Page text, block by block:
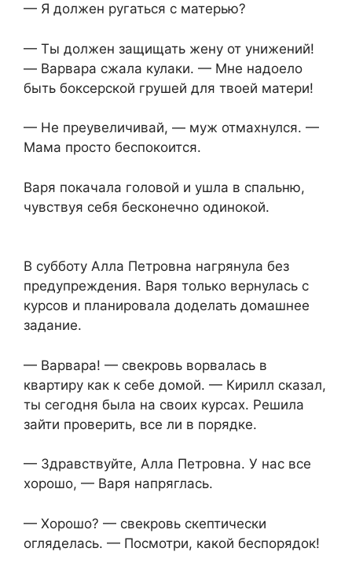
— Я должен ругаться с матерью?
— Ты должен защищать жену от унижений!
— Варвара сжала кулаки. — Мне надоело
быть боксерской грушей для твоей матери!
— Не преувеличивай, — муж отмахнулся. —
Мама просто беспокоится.
Варя покачала головой и ушла в спальню,
чувствуя себя бесконечно одинокой.
В субботу Алла Петровна нагрянула без
предупреждения. Варя только вернулась с
курсов и планировала доделать домашнее
задание.
— Варвара! — свекровь ворвалась в
квартиру как к себе домой. — Кирилл сказал,
ты сегодня была на своих курсах. Решила
зайти проверить, все ли в порядке.
— Здравствуйте, Алла Петровна. У нас все
хорошо, — Варя напряглась.
— Хорошо? — свекровь скептически
огляделась. — Посмотри, какой беспорядок!